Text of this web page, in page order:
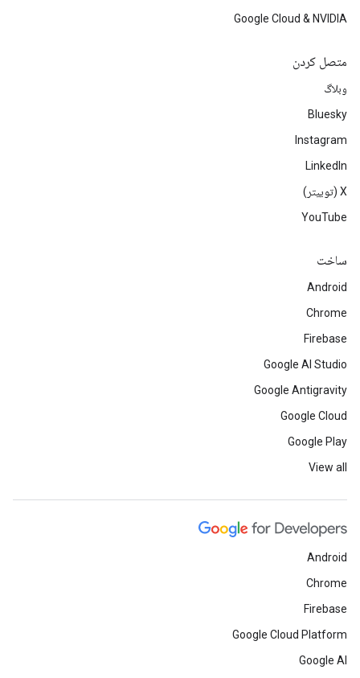
Google Cloud & NVIDIA
متصل کردن
وبلاگ
Bluesky
Instagram
LinkedIn
‫X (توییتر)
YouTube
ساخت
Android
Chrome
Firebase
Google AI Studio
Google Antigravity
Google Cloud
Google Play
View all
Android
Chrome
Firebase
Google Cloud Platform
Google AI